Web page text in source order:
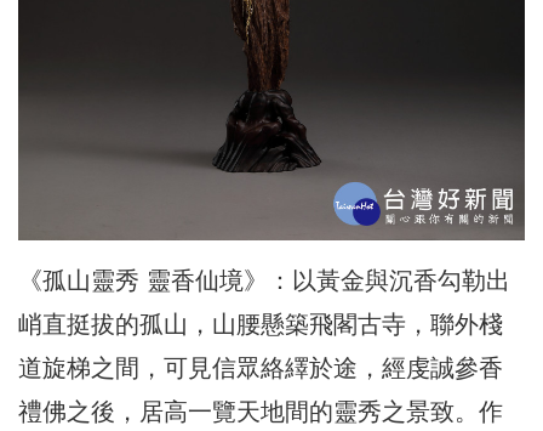
《孤山靈秀 靈香仙境》：以黃金與沉香勾勒出
峭直挺拔的孤山，山腰懸築飛閣古寺，聯外棧
道旋梯之間，可見信眾絡繹於途，經虔誠參香
禮佛之後，居高一覽天地間的靈秀之景致。作